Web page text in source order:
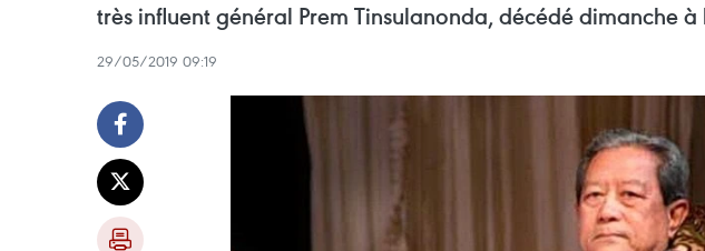
très influent général Prem Tinsulanonda, décédé dimanche
29/05/2019 09:19